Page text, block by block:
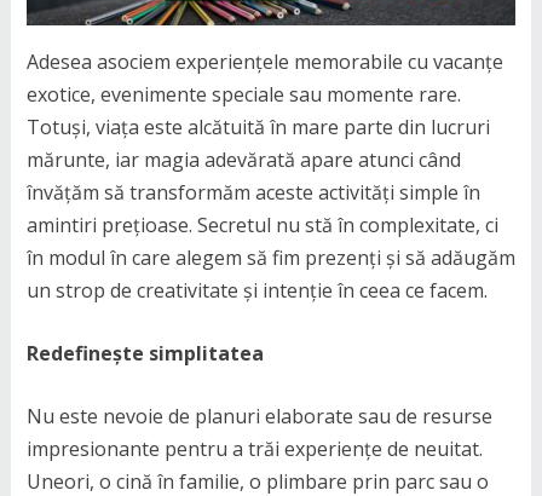
Adesea asociem experiențele memorabile cu vacanțe
exotice, evenimente speciale sau momente rare.
Totuși, viața este alcătuită în mare parte din lucruri
mărunte, iar magia adevărată apare atunci când
învățăm să transformăm aceste activități simple în
amintiri prețioase. Secretul nu stă în complexitate, ci
în modul în care alegem să fim prezenți și să adăugăm
un strop de creativitate și intenție în ceea ce facem.
Redefinește simplitatea
Nu este nevoie de planuri elaborate sau de resurse
impresionante pentru a trăi experiențe de neuitat.
Uneori, o cină în familie, o plimbare prin parc sau o